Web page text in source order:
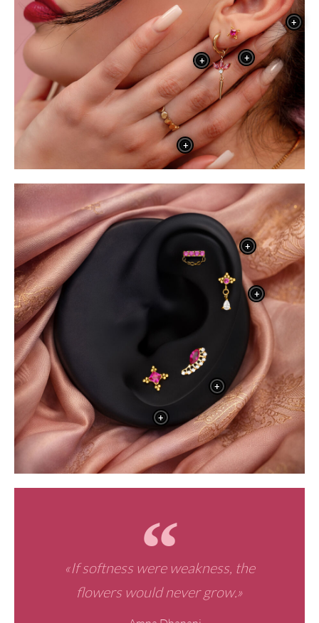
+ +
+
+
+
+
+
+
«If softness were weakness, the
flowers would never grow.»